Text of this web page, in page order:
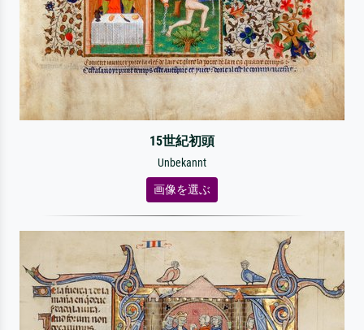
15世紀初頭
Unbekannt
画像を選ぶ